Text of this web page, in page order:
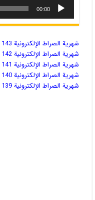
00:00
شهریة الصراط الإلكترونية 143
شهریة الصراط الإلكترونية 142
شهریة الصراط الإلكترونية 141
شهریة الصراط الإلكترونية 140
شهریة الصراط الإلكترونية 139